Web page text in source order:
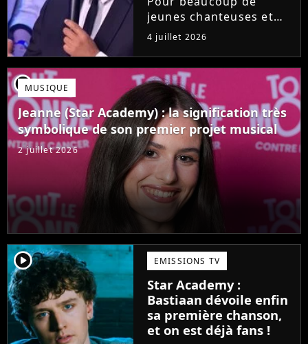
l'émission, "J'étais
traitée de potiche"
jeunes chanteuses et
chanteurs, la Star
Academy est un rêve.
Mais comme l'a rappelé
une ancienne gagnante,
l'émission de TF1 n'est
pas toujours simple à
vivre.
4 juillet 2026
player2MUSIQUE
Jeanne (Star Academy) : la signification très
symbolique de son premier projet musical
2 juillet 2026
player2 EMISSIONS TV
Star Academy :
Bastiaan dévoile enfin
sa première chanson,
et on est déjà fans !